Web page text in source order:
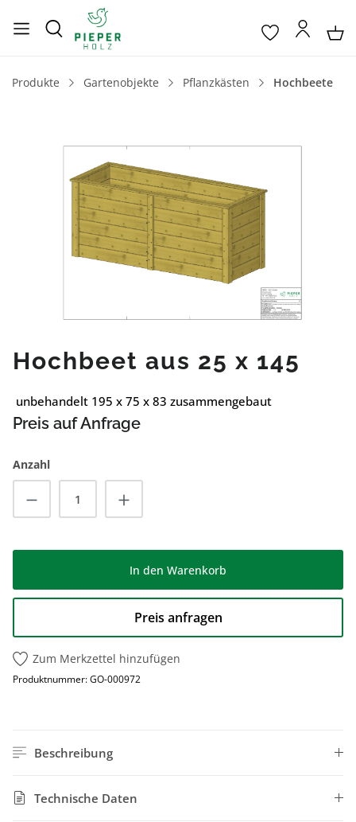
Produkte Gartenobjekte Pflanzkästen Hochbeete
Bildergalerie überspringen
Hochbeet aus 25 x 145
unbehandelt 195 x 75 x 83 zusammengebaut
Preis auf Anfrage
Anzahl
Produkt Anzahl: Gib den gewünschten
In den Warenkorb
Preis anfragen
Zum Merkzettel hinzufügen
Produktnummer:GO-000972
Beschreibung
Technische Daten